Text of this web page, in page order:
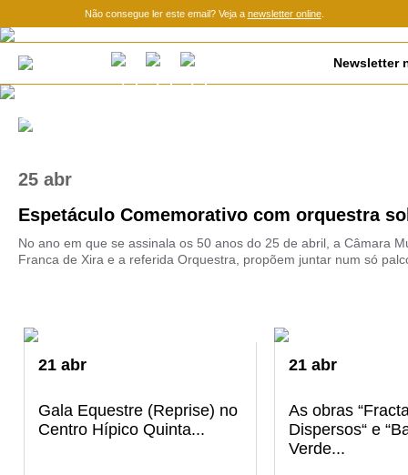
Não consegue ler este email? Veja a newsletter online.
Newsletter
25 abr
Espetáculo Comemorativo com orquestra
No ano em que se assinala os 50 anos do 25 de abril, a Câmara
Franca de Xira e a referida Orquestra, propõem juntar num só
21 abr
Gala Equestre (Reprise) no
Centro Hípico Quinta...
21 abr
As obras
Dispersos“ e
Verde...